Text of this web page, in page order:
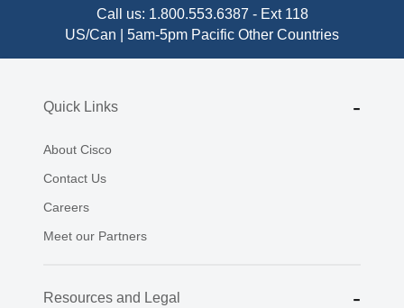
Call us: 1.800.553.6387 - Ext 118
US/Can | 5am-5pm Pacific Other Countries